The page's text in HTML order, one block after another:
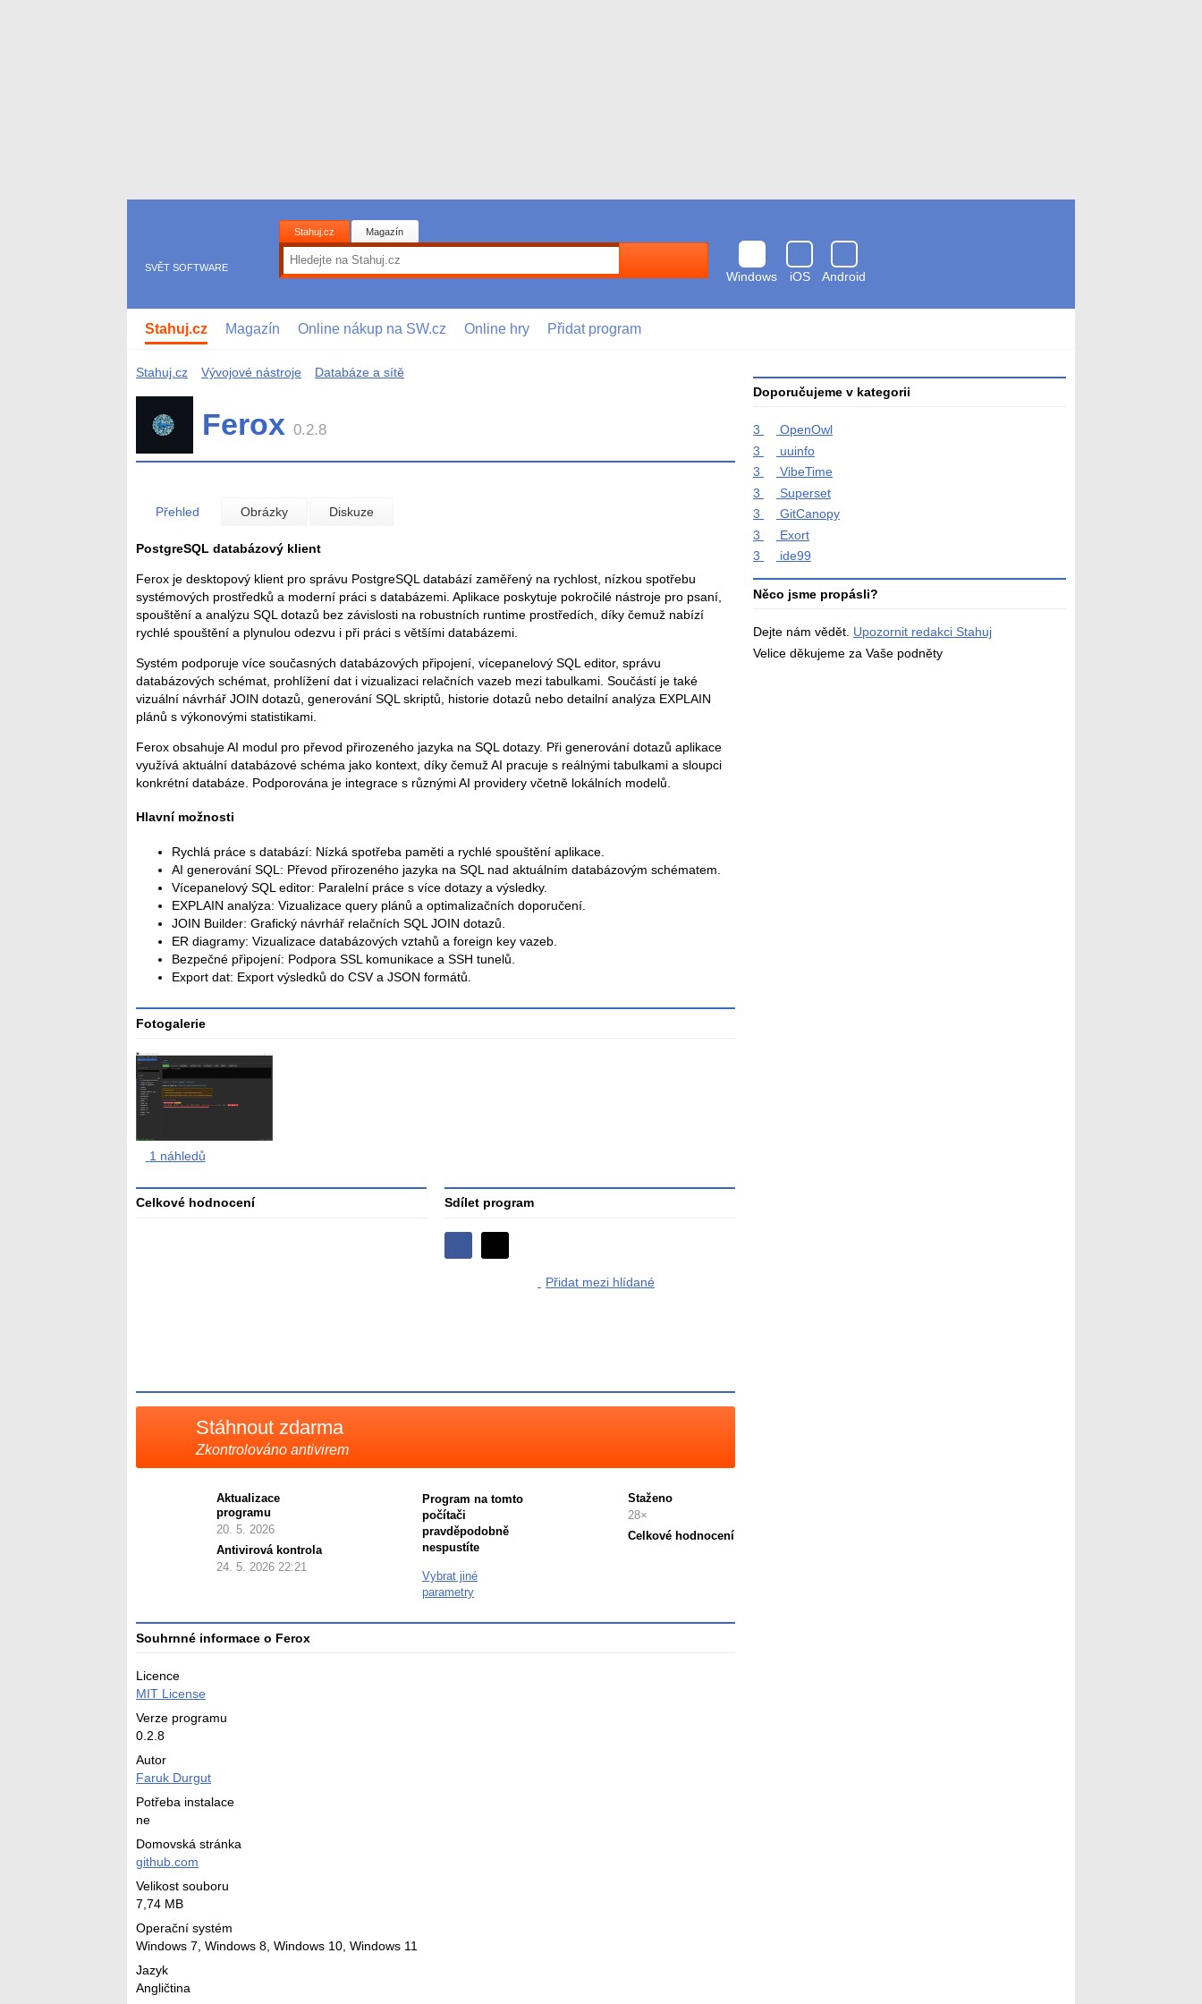
SVĚT SOFTWARE
Stahuj.cz Magazín
Windows
iOS
Android
antivirem
Stahuj.cz Magazín Online nákup na SW.cz Online hry Přidat program
Stahuj.cz Vývojové nástroje Databáze a sítě
Ferox 0.2.8
Přehled Obrázky Diskuze
PostgreSQL databázový klient
Ferox je desktopový klient pro správu PostgreSQL databází zaměřený na rychlost, nízkou spotřebu
systémových prostředků a moderní práci s databázemi. Aplikace poskytuje pokročilé nástroje pro psaní,
spouštění a analýzu SQL dotazů bez závislosti na robustních runtime prostředích, díky čemuž nabízí
rychlé spouštění a plynulou odezvu i při práci s většími databázemi.
Systém podporuje více současných databázových připojení, vícepanelový SQL editor, správu
databázových schémat, prohlížení dat i vizualizaci relačních vazeb mezi tabulkami. Součástí je také
vizuální návrhář JOIN dotazů, generování SQL skriptů, historie dotazů nebo detailní analýza EXPLAIN
plánů s výkonovými statistikami.
Ferox obsahuje AI modul pro převod přirozeného jazyka na SQL dotazy. Při generování dotazů aplikace
využívá aktuální databázové schéma jako kontext, díky čemuž AI pracuje s reálnými tabulkami a sloupci
konkrétní databáze. Podporována je integrace s různými AI providery včetně lokálních modelů.
Hlavní možnosti
Rychlá práce s databází: Nízká spotřeba paměti a rychlé spouštění aplikace.
AI generování SQL: Převod přirozeného jazyka na SQL nad aktuálním databázovým schématem.
Vícepanelový SQL editor: Paralelní práce s více dotazy a výsledky.
EXPLAIN analýza: Vizualizace query plánů a optimalizačních doporučení.
JOIN Builder: Grafický návrhář relačních SQL JOIN dotazů.
ER diagramy: Vizualizace databázových vztahů a foreign key vazeb.
Bezpečné připojení: Podpora SSL komunikace a SSH tunelů.
Export dat: Export výsledků do CSV a JSON formátů.
Fotogalerie
1 náhledů
Celkové hodnocení Sdílet program
Sdílejte
Přidat mezi hlídané
Stáhnout zdarma
Zkontrolováno antivirem
Aktualizace
programu
20. 5. 2026
Antivirová kontrola
24. 5. 2026 22:21
Program na tomto
počítači
pravděpodobně
nespustíte
Vybrat jiné
parametry
Staženo
28×
Celkové hodnocení
Souhrnné informace o Ferox
Licence
MIT License
Verze programu
0.2.8
Autor
Faruk Durgut
Potřeba instalace
ne
Domovská stránka
github.com
Velikost souboru
7,74 MB
Operační systém
Windows 7, Windows 8, Windows 10, Windows 11
Jazyk
Angličtina
Doporučujeme v kategorii
3
OpenOwl
3
uuinfo
3
VibeTime
3
Superset
3
GitCanopy
3
Exort
3
ide99
Něco jsme propásli?
Dejte nám vědět. Upozornit redakci Stahuj
Velice děkujeme za Vaše podněty